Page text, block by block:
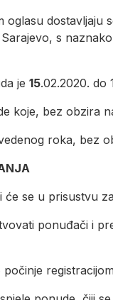
oglasu
s
je 15.02.2020. do
koje, bez obzira
roka, bez
će se u prisustvu
ponuđači i
počinje